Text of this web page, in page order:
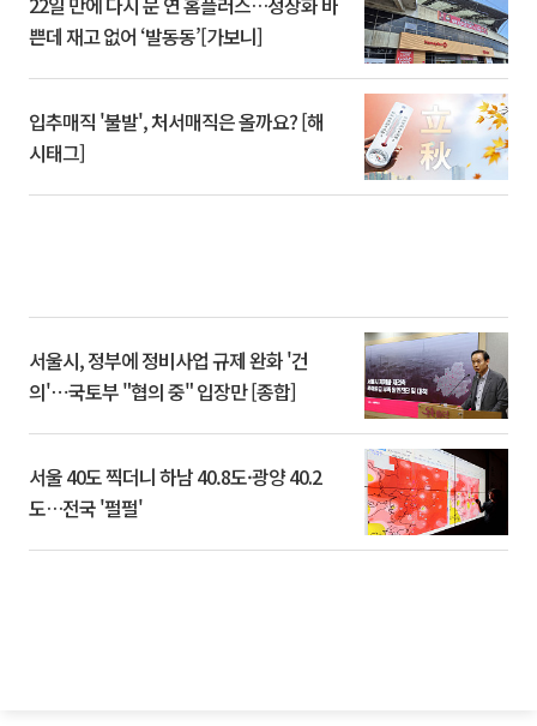
쁜데 재고 없어 ‘발동동’[가보니]
입추매직 '불발', 처서매직은 올까요? [해
시태그]
서울시, 정부에 정비사업 규제 완화 '건
의'⋯국토부 "협의 중" 입장만 [종합]
서울 40도 찍더니 하남 40.8도·광양 40.2
도…전국 '펄펄'